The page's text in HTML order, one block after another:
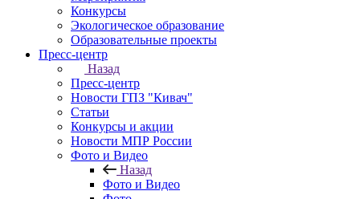
Конкурсы
Экологическое образование
Образовательные проекты
Пресс-центр
Назад
Пресс-центр
Новости ГПЗ "Кивач"
Статьи
Конкурсы и акции
Новости МПР России
Фото и Видео
Назад
Фото и Видео